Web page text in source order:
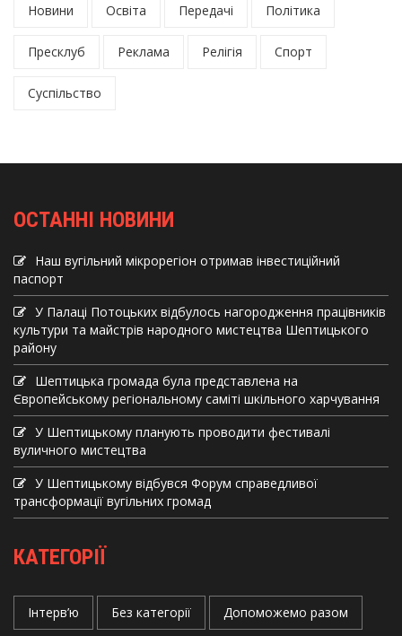
Новини Освіта Передачі Політика
Пресклуб Реклама Релігія Спорт
Суспільство
ОСТАННІ НОВИНИ
Наш вугільний мікрорегіон отримав інвеcтиційний
паспорт
У Палаці Потоцьких відбулось нагородження працівників
культури та майстрів народного мистецтва Шептицького
району
Шептицька громада була представлена на
Європейському регіональному саміті шкільного харчування
У Шептицькому планують проводити фестивалі
вуличного мистецтва
У Шептицькому відбувся Форум справедливої
трансформації вугільних громад
КАТЕГОРІЇ
Інтерв’ю Без категорії Допоможемо разом